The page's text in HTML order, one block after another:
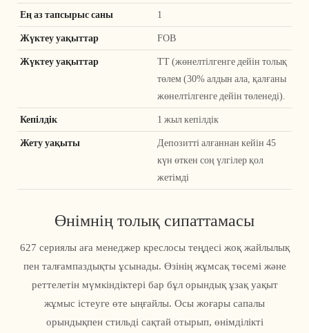
Ең аз тапсырыс саны 1
Жүктеу уақыттар FOB
Жүктеу уақыттар
ТТ (жөнелтілгенге дейін толық
төлем (30% алдын ала, қалғаны
жөнелтілгенге дейін төленеді).
Кепілдік 1 жыл кепілдік
Жету уақыты
Депозитті алғаннан кейін 45
күн өткен соң үлгілер қол
жетімді
Өнімнің толық сипаттамасы
627 сериялы аға менеджер креслосы теңдесі жоқ жайлылық
пен талғампаздықты ұсынады. Өзінің жұмсақ төсемі және
реттелетін мүмкіндіктері бар бұл орындық ұзақ уақыт
жұмыс істеуге өте ыңғайлы. Осы жоғары сапалы
орындықпен стильді сақтай отырып, өнімділікті